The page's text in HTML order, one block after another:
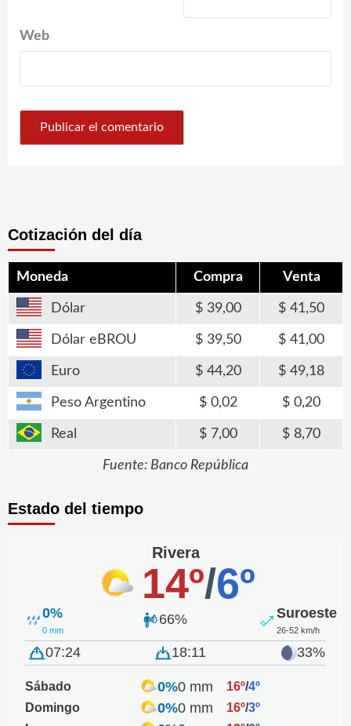
Web
Cotización del día
Moneda Compra Venta
Dólar 39,00 41,50
Dólar eBROU 39,50 41,00
Euro 44,20 49,18
Peso Argentino 0,02 0,20
Real 7,00 8,70
Fuente: Banco República
Estado del tiempo
Rivera
14º/6º
0%
0 mm
66% Suroeste
26-52 km/h
07:24 18:11 33%
Sábado 0%0 mm 16º/4º
Domingo
0%0 mm 16º/3º